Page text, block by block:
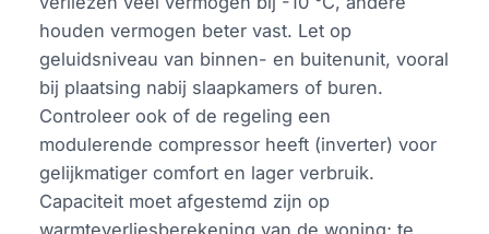
houden vermogen beter vast. Let op
geluidsniveau van binnen- en buitenunit, vooral
bij plaatsing nabij slaapkamers of buren.
Controleer ook of de regeling een
modulerende compressor heeft (inverter) voor
gelijkmatiger comfort en lager verbruik.
Capaciteit moet afgestemd zijn op
warmteverliesberekening van de woning; te